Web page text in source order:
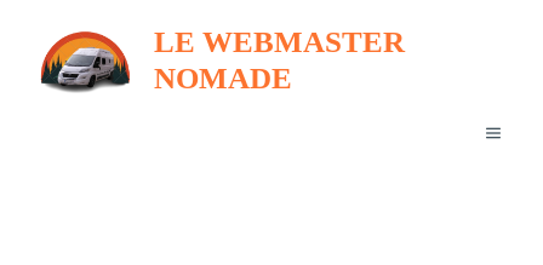
contenu
LE WEBMASTER
NOMADE
MENU